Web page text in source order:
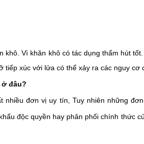
Vì khăn khô có tác dụng thấm hút
xúc với lửa có thể xảy ra các nguy cơ
ở đâu?
đơn vị uy tín, Tuy nhiên những
độc quyền hay phân phối chính thức